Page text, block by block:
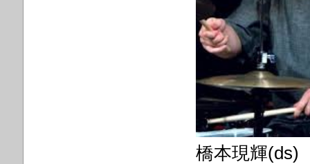
橋本現輝(ds)